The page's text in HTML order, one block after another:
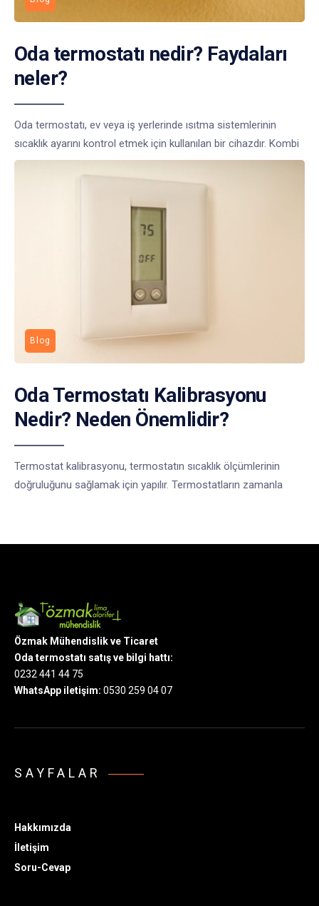
Oda termostatı nedir? Faydaları
neler?
Oda termostatı, ev veya iş yerlerinde ısıtma sistemlerinin
sıcaklık ayarını kontrol etmek için kullanılan bir cihazdır. Kombi
Blog
Oda Termostatı Kalibrasyonu
Nedir? Neden Önemlidir?
Termostat kalibrasyonu, termostatın sıcaklık ölçümlerinin
doğruluğunu sağlamak için yapılır. Termostatların zamanla
Özmak Mühendislik ve Ticaret
Oda termostatı satış ve bilgi hattı:
0232 441 44 75
WhatsApp iletişim: 0530 259 04 07
SAYFALAR
Hakkımızda
İletişim
Soru-Cevap